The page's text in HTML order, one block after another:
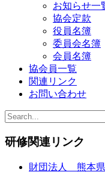
お知らせ一
協会定款
役員名簿
委員会名簿
会員名簿
協会員一覧
関連リンク
お問い合わせ
研修関連リンク
財団法人 熊本